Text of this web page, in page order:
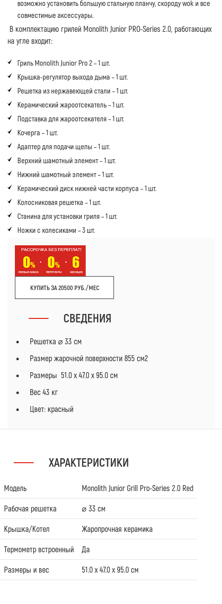
возможно установить большую стальную планчу, скороду wok и все
совместимые аксессуары.
В комплектацию грилей Monolith Junior PRO-Series 2.0, работающих
на угле входит:
Гриль Monolith Junior Pro 2 – 1 шт.
Крышка-регулятор выхода дыма – 1 шт.
Решетка из нержавеющей стали – 1 шт.
Керамический жароотсекатель – 1 шт.
Подставка для жароотсекателя – 1 шт.
Кочерга – 1 шт.
Адаптер для подачи щепы – 1 шт.
Верхний шамотный элемент – 1 шт.
Нижний шамотный элемент – 1 шт.
Керамический диск нижней части корпуса – 1 шт.
Колосниковая решетка – 1 шт.
Станина для установки гриля – 1 шт.
Ножки с колесиками – 3 шт.
КУПИТЬ ЗА 20500 РУБ./МЕС
СВЕДЕНИЯ
Решетка ⌀ 33 см
Размер жарочной поверхности 855 см2
Размеры 51.0 x 47.0 x 95.0 см
Вес 43 кг
Цвет: красный
ХАРАКТЕРИСТИКИ
Модель Monolith Junior Grill Pro-Series 2.0 Red
Рабочая решетка ⌀ 33 см
Крышка/Котел Жаропрочная керамика
Термометр встроенный Да
Размеры и вес 51.0 x 47.0 x 95.0 см